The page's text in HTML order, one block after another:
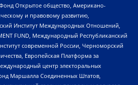
Открытое общество, Американо-
и правовому развитию,
Институт Международных Отношений,
FUND, Международный Республиканский
современной России, Черноморский
Европейская Платформа за
центр электоральных
Маршалла Соединенных Штатов,